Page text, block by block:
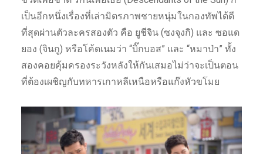
เป็นอีกหนึ่งเรื่องที่เล่ามิตรภาพชายหนุ่มในกองทัพได้ดี
ที่สุดผ่านตัวละครสองตัว คือ ยูชีจิน (ซงจุงกิ) และ ซอแด
ยอง (จินกู) หรือโค้ดเนมว่า “บิ๊กบอส” และ “หมาป่า” ทั้ง
สองคอยคุ้มครองระวังหลังให้กันเสมอไม่ว่าจะเป็นตอน
ที่ต้องเผชิญกับทหารเกาหลีเหนือหรือแก๊งหัวขโมย